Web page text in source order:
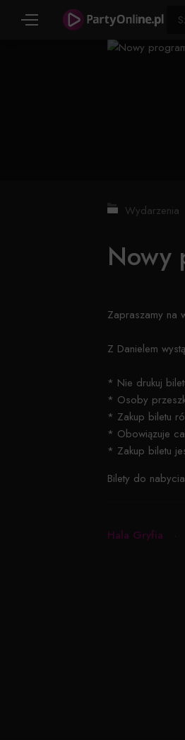
Wydarzenia
Nowy
Zapraszamy na
Z Danielem
* Nie drukuj
* Osoby
* Zakup biletu
* Obowiązuje
* Zakup biletu
Bilety do
Hala Gryfia ·